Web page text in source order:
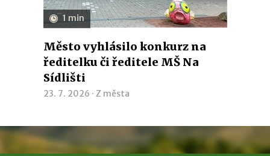
1 min
Město vyhlásilo konkurz na
ředitelku či ředitele MŠ Na
Sídlišti
23. 7. 2026 · Z města